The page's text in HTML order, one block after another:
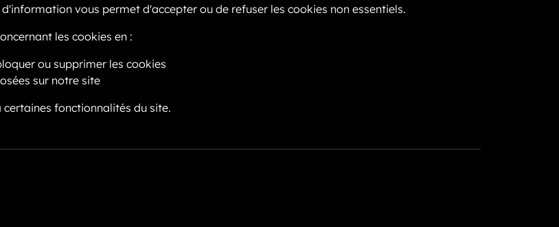
vous permet d'accepter ou de refuser les cookies non essentiels.
les cookies en :
ou supprimer les cookies
sur notre site
fonctionnalités du site.